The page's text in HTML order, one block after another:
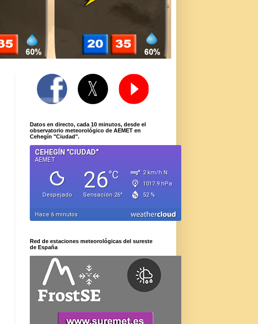
Datos en directo, cada 10 minutos, desde el
observatorio meteorológico de AEMET en
Cehegín "Ciudad".
Red de estaciones meteorológicas del sureste
de España